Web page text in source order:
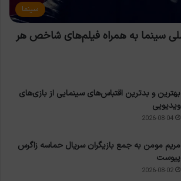
سینما
سینما به همراه فیلم‌های شاخص هر
بهترین و بدترین اقتباس‌های سینمایی از بازی‌های
ویدیویی
2026-08-04
مریم مومن به جمع بازیگران سریال حماسه زاگرس
پیوست
2026-08-02